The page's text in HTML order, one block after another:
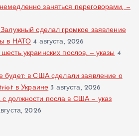
заняться переговорами, —
сделал громкое заявление
в НАТО 4 августа, 2026
украинских послов, — указы 4
будет: в США сделали заявление о
в Украине 3 августа, 2026
должности посла в США — указ
2026